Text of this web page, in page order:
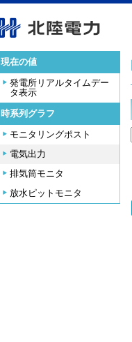
現在の値
発電所リアルタイムデー
タ表示
時系列グラフ
モニタリングポスト
電気出力
排気筒モニタ
放水ピットモニタ